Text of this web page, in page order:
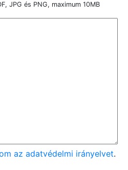
JPG és PNG, maximum 10MB
az adatvédelmi irányelvet.